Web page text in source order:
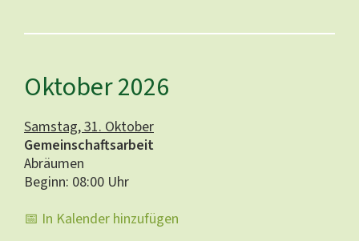
Oktober 2026
Samstag, 31. Oktober
Gemeinschaftsarbeit
Abräumen
Beginn: 08:00 Uhr
📅 In Kalender hinzufügen